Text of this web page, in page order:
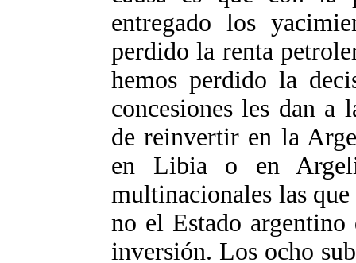
entregado los
perdido la renta
hemos perdido la
concesiones les dan a
de reinvertir en la
en Libia o en
multinacionales las
no el Estado
inversión. Los ocho